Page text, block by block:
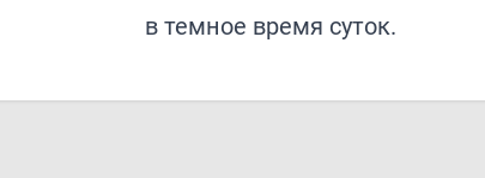
в темное время суток.